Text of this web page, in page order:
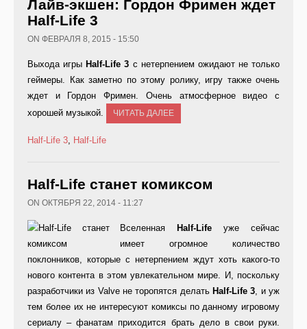
Лайв-экшен: Гордон Фримен ждет
Half-Life 3
ON ФЕВРАЛЯ 8, 2015 - 15:50
Выхода игры Half-Life 3 с нетерпением ожидают не только
геймеры. Как заметно по этому ролику, игру также очень
ждет и Гордон Фримен. Очень атмосферное видео с
хорошей музыкой.
ЧИТАТЬ ДАЛЕЕ
Half-Life 3, Half-Life
Half-Life станет комиксом
ON ОКТЯБРЯ 22, 2014 - 11:27
Вселенная Half-Life уже сейчас
имеет огромное количество
поклонников, которые с нетерпением ждут хоть какого-то
нового контента в этом увлекательном мире. И, поскольку
разработчики из Valve не торопятся делать Half-Life 3, и уж
тем более их не интересуют комиксы по данному игровому
сериалу – фанатам приходится брать дело в свои руки.